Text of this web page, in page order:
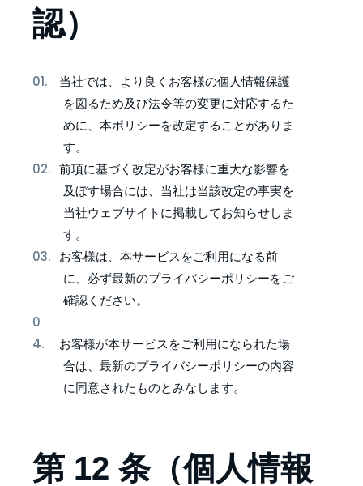
認）
当社では、より良くお客様の個人情報保護
を図るため及び法令等の変更に対応するた
めに、本ポリシーを改定することがありま
す。
前項に基づく改定がお客様に重大な影響を
及ぼす場合には、当社は当該改定の事実を
当社ウェブサイトに掲載してお知らせしま
す。
お客様は、本サービスをご利用になる前
に、必ず最新のプライバシーポリシーをご
確認ください。
お客様が本サービスをご利用になられた場
合は、最新のプライバシーポリシーの内容
に同意されたものとみなします。
第 12 条（個人情報